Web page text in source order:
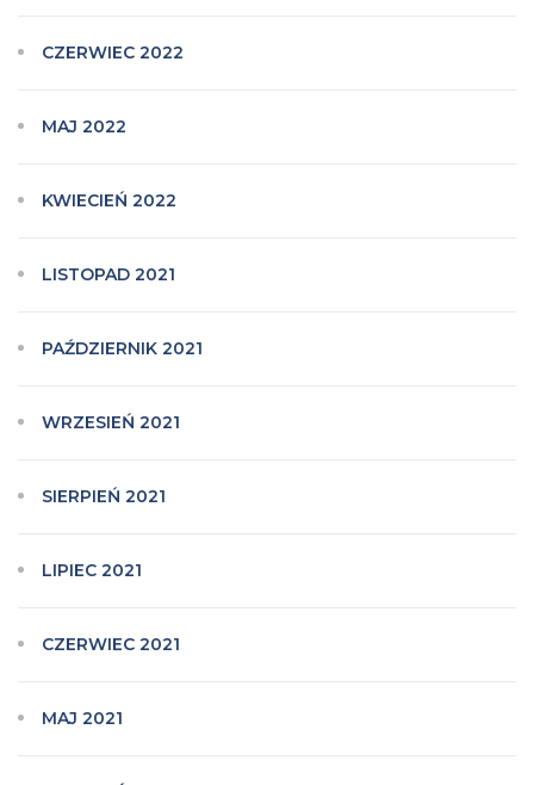
CZERWIEC 2022
MAJ 2022
KWIECIEŃ 2022
LISTOPAD 2021
PAŹDZIERNIK 2021
WRZESIEŃ 2021
SIERPIEŃ 2021
LIPIEC 2021
CZERWIEC 2021
MAJ 2021